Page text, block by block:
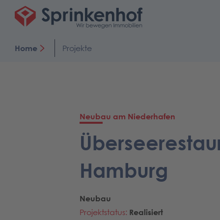
Home Projekte
Neubau am Niederhafen
Hamburg
Neubau
Projektstatus: Realisiert